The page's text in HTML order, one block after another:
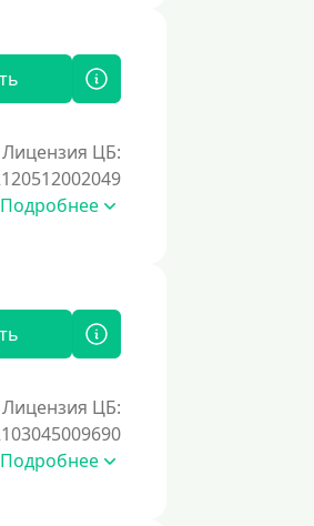
Лицензия ЦБ:
Подробнее
Лицензия ЦБ:
Подробнее